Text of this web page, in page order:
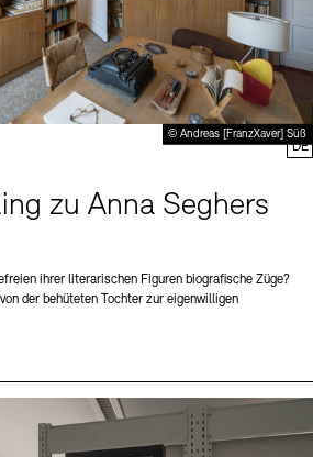
© Andreas [FranzXaver] Süß
zu Anna Seghers
ihrer literarischen Figuren biografische Züge?
der behüteten Tochter zur eigenwilligen
DE